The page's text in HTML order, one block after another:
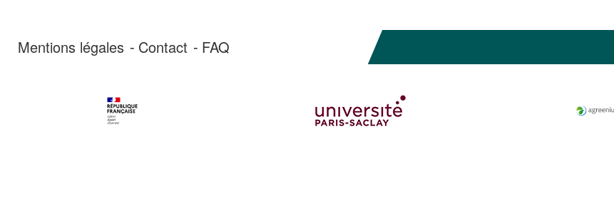
Mentions légales Contact FAQ